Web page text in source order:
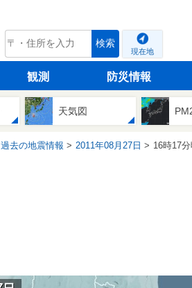
tenki.jp 検索
現在地
観測 防災情報
天気図
過去の地震情報 2011年08月27日 16時17